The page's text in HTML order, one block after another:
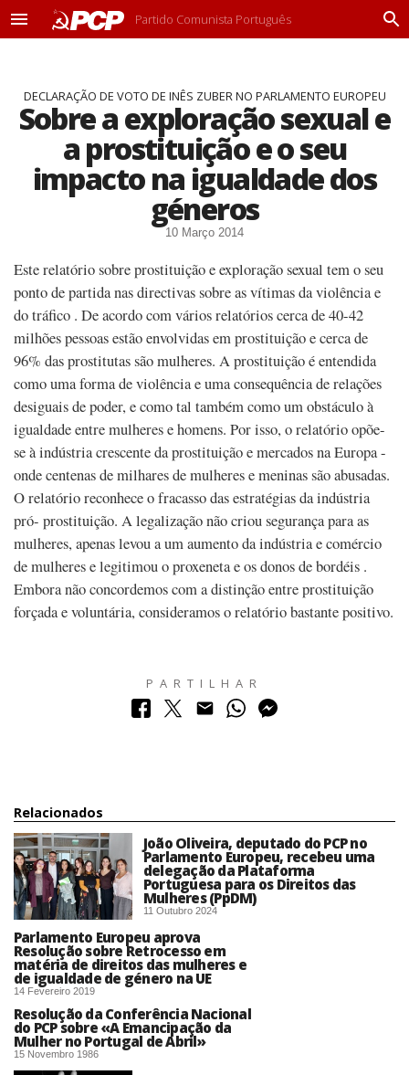
M
u
Partido Comunista Português
P
DECLARAÇÃO DE VOTO DE INÊS ZUBER NO PARLAMENTO EUROPEU
Sobre a exploração sexual e
a prostituição e o seu
impacto na igualdade dos
géneros
10 Março 2014
Este relatório sobre prostituição e exploração sexual tem o seu
ponto de partida nas directivas sobre as vítimas da violência e
do tráfico . De acordo com vários relatórios cerca de 40-42
milhões pessoas estão envolvidas em prostituição e cerca de
96% das prostitutas são mulheres. A prostituição é entendida
como uma forma de violência e uma consequência de relações
desiguais de poder, e como tal também como um obstáculo à
igualdade entre mulheres e homens. Por isso, o relatório opõe-
se à indústria crescente da prostituição e mercados na Europa -
onde centenas de milhares de mulheres e meninas são abusadas.
O relatório reconhece o fracasso das estratégias da indústria
pró- prostituição. A legalização não criou segurança para as
mulheres, apenas levou a um aumento da indústria e comércio
de mulheres e legitimou o proxeneta e os donos de bordéis .
Embora não concordemos com a distinção entre prostituição
forçada e voluntária, consideramos o relatório bastante positivo.
PARTILHAR
Relacionados
João Oliveira, deputado do PCP no
Parlamento Europeu, recebeu uma
delegação da Plataforma
Portuguesa para os Direitos das
Mulheres (PpDM)
11 Outubro 2024
Parlamento Europeu aprova
Resolução sobre Retrocesso em
matéria de direitos das mulheres e
de igualdade de género na UE
14 Fevereiro 2019
Resolução da Conferência Nacional
do PCP sobre «A Emancipação da
Mulher no Portugal de Abril»
15 Novembro 1986